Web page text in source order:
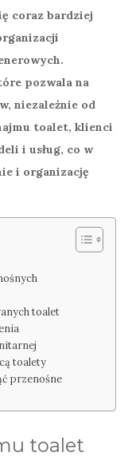
coraz bardziej
pozwala na
niezależnie od
toalet, klienci
i usług, co w
i organizację
toalet
toalety
przenośne
toalet